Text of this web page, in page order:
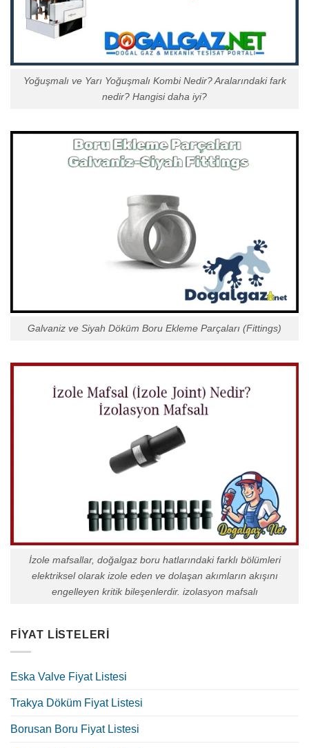
Yoğuşmalı ve Yarı Yoğuşmalı Kombi Nedir? Aralarındaki fark
nedir? Hangisi daha iyi?
Galvaniz ve Siyah Döküm Boru Ekleme Parçaları (Fittings)
İzole mafsallar, doğalgaz boru hatlarındaki farklı bölümleri
elektriksel olarak izole eden ve dolaşan akımların akışını
engelleyen kritik bileşenlerdir. izolasyon mafsalı
FIYAT LISTELERI
Eska Valve Fiyat Listesi
Trakya Döküm Fiyat Listesi
Borusan Boru Fiyat Listesi